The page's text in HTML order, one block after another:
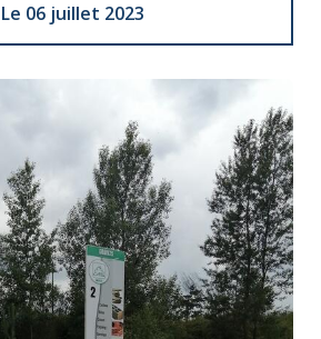
Le 06 juillet 2023